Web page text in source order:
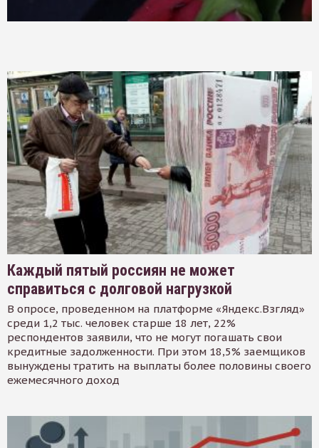
Каждый пятый россиян не может
справиться с долговой нагрузкой
В опросе, проведенном на платформе «Яндекс.Взгляд»
среди 1,2 тыс. человек старше 18 лет, 22%
респондентов заявили, что не могут погашать свои
кредитные задолженности. При этом 18,5% заемщиков
вынуждены тратить на выплаты более половины своего
ежемесячного доход